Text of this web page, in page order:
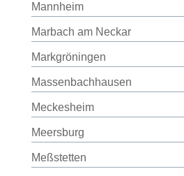
Mannheim
Marbach am Neckar
Markgröningen
Massenbachhausen
Meckesheim
Meersburg
Meßstetten